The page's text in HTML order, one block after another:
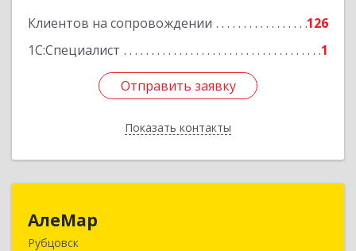
Клиентов на сопровождении
126
1С:Специалист
1
Отправить заявку
Показать контакты
Подробнее
Отправить заявку
Назад
АлеМар
Рубцовск